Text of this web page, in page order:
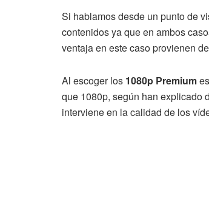
Si hablamos desde un punto de
contenidos ya que en ambos
ventaja en este caso provienen
Al escoger los 1080p Premium
que 1080p, según han explicado
interviene en la calidad de los